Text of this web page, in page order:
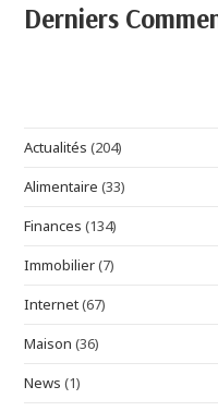
Derniers
Actualités (204)
Alimentaire (33)
Finances (134)
Immobilier(7)
Internet(67)
Maison (36)
News (1)